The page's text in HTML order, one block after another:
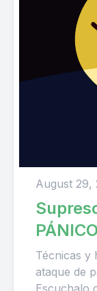
August 29,
Técnicas y
ataque de
Escuchalo